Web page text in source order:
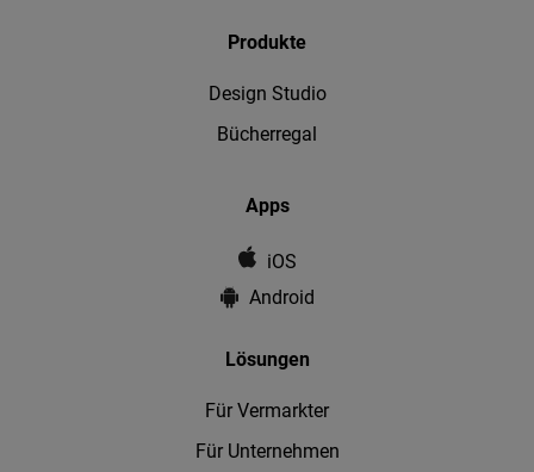
Produkte
Design Studio
Bücherregal
Apps
iOS
Android
Lösungen
Für Vermarkter
Für Unternehmen